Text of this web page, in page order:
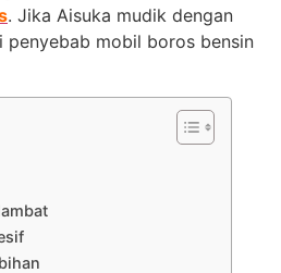
. Jika Aisuka mudik dengan
penyebab mobil boros bensin